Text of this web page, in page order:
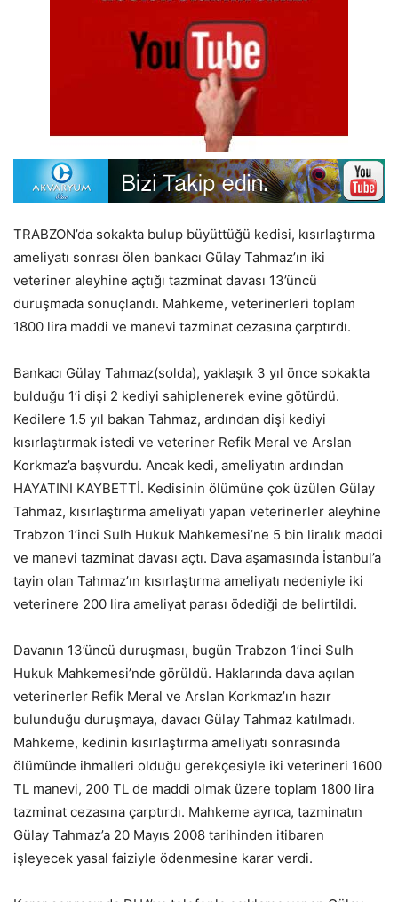
TRABZON’da sokakta bulup büyüttüğü kedisi, kısırlaştırma
ameliyatı sonrası ölen bankacı Gülay Tahmaz’ın iki
veteriner aleyhine açtığı tazminat davası 13’üncü
duruşmada sonuçlandı. Mahkeme, veterinerleri toplam
1800 lira maddi ve manevi tazminat cezasına çarptırdı.
Bankacı Gülay Tahmaz(solda), yaklaşık 3 yıl önce sokakta
bulduğu 1’i dişi 2 kediyi sahiplenerek evine götürdü.
Kedilere 1.5 yıl bakan Tahmaz, ardından dişi kediyi
kısırlaştırmak istedi ve veteriner Refik Meral ve Arslan
Korkmaz’a başvurdu. Ancak kedi, ameliyatın ardından
HAYATINI KAYBETTİ. Kedisinin ölümüne çok üzülen Gülay
Tahmaz, kısırlaştırma ameliyatı yapan veterinerler aleyhine
Trabzon 1’inci Sulh Hukuk Mahkemesi’ne 5 bin liralık maddi
ve manevi tazminat davası açtı. Dava aşamasında İstanbul’a
tayin olan Tahmaz’ın kısırlaştırma ameliyatı nedeniyle iki
veterinere 200 lira ameliyat parası ödediği de belirtildi.
Davanın 13’üncü duruşması, bugün Trabzon 1’inci Sulh
Hukuk Mahkemesi’nde görüldü. Haklarında dava açılan
veterinerler Refik Meral ve Arslan Korkmaz’ın hazır
bulunduğu duruşmaya, davacı Gülay Tahmaz katılmadı.
Mahkeme, kedinin kısırlaştırma ameliyatı sonrasında
ölümünde ihmalleri olduğu gerekçesiyle iki veterineri 1600
TL manevi, 200 TL de maddi olmak üzere toplam 1800 lira
tazminat cezasına çarptırdı. Mahkeme ayrıca, tazminatın
Gülay Tahmaz’a 20 Mayıs 2008 tarihinden itibaren
işleyecek yasal faiziyle ödenmesine karar verdi.